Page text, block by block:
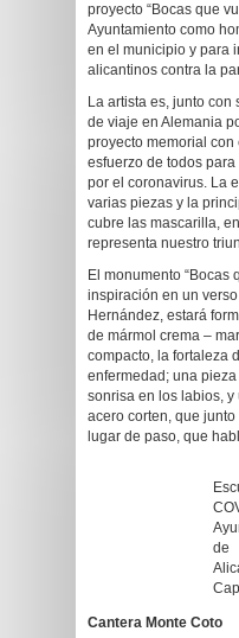
proyecto “Bocas que
Ayuntamiento como
en el municipio y para
alicantinos contra la
La artista es, junto
de viaje en Alemania
proyecto memorial con
esfuerzo de todos
por el coronavirus. La
varias piezas y la
cubre las mascarilla,
representa nuestro
El monumento “Bocas
inspiración en un verso
Hernández, estará
de mármol crema –
compacto, la fortaleza
enfermedad; una
sonrisa en los labios,
acero corten, que
lugar de paso, que
de
Cantera Monte Coto